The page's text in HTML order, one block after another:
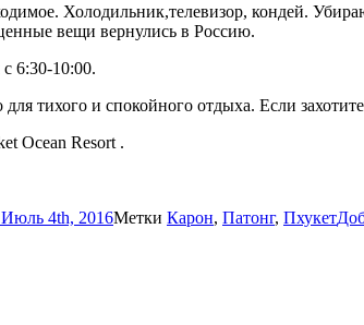
Холодильник,телевизор, кондей.
вещи вернулись в Россию.
6:30-10:00.
тихого и спокойного отдыха. Если
Ocean Resort .
4th, 2016Метки Карон, Патонг, Пхукет